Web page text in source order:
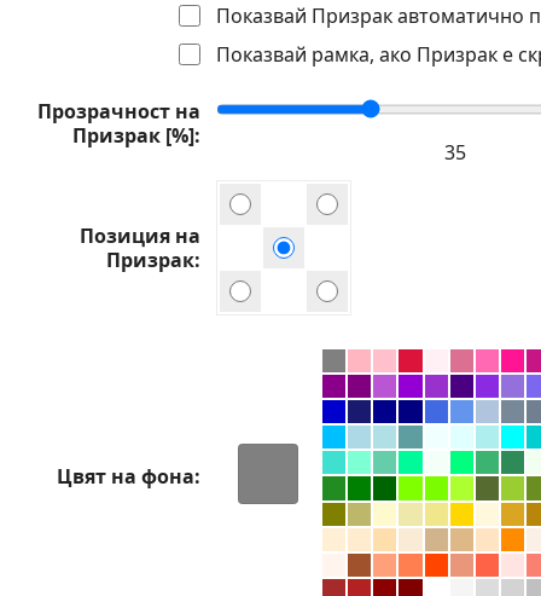
Показвай Призрак автоматично
Показвай рамка, ако Призрак е
Прозрачност на
Призрак [%]
Позиция на
Призрак
Цвят на фона